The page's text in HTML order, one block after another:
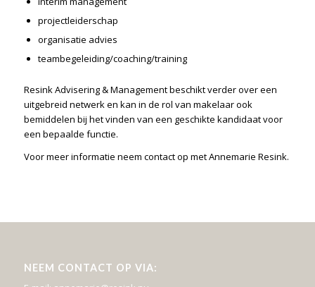
projectleiderschap
organisatie advies
teambegeleiding/coaching/training
Resink Advisering & Management beschikt verder over een
uitgebreid netwerk en kan in de rol van makelaar ook
bemiddelen bij het vinden van een geschikte kandidaat voor
een bepaalde functie.
Voor meer informatie neem contact op met Annemarie Resink.
NEEM CONTACT OP VIA: